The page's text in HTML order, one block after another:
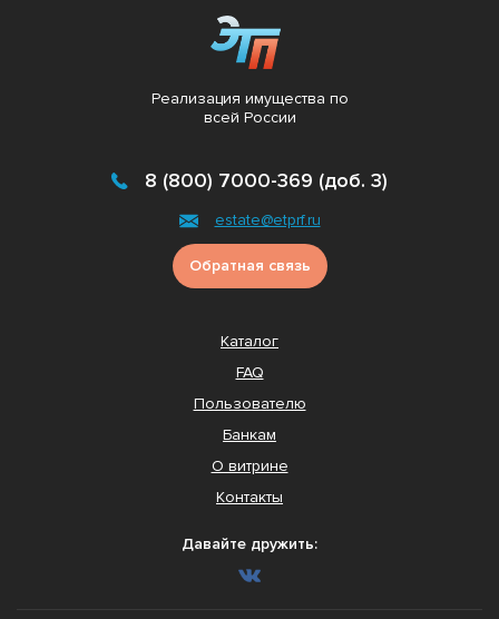
Реализация имущества по
всей России
8 (800) 7000-369 (доб. 3)
estate@etprf.ru
Обратная связь
Каталог
FAQ
Пользователю
Банкам
О витрине
Контакты
Давайте дружить: